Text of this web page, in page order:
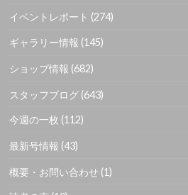
イベントレポート (274)
ギャラリー情報 (145)
ショップ情報 (682)
スタッフブログ (643)
今週の一枚 (112)
最新号情報 (43)
概要・お問い合わせ (1)